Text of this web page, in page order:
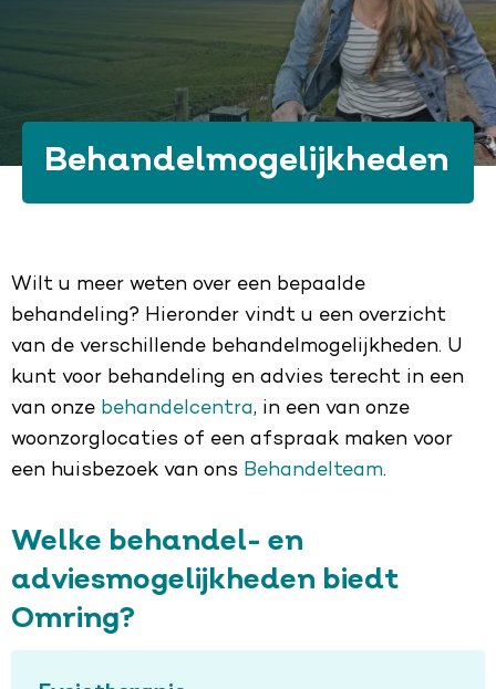
Behandelmogelijkheden
Wilt u meer weten over een bepaalde
behandeling? Hieronder vindt u een overzicht
van de verschillende behandelmogelijkheden. U
kunt voor behandeling en advies terecht in een
van onze behandelcentra, in een van onze
woonzorglocaties of een afspraak maken voor
een huisbezoek van ons Behandelteam.
Welke behandel- en
adviesmogelijkheden biedt
Omring?